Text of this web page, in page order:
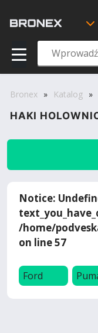
Bronex » Katalog »
HAKI
Notice:
/home/
on line57
Ford